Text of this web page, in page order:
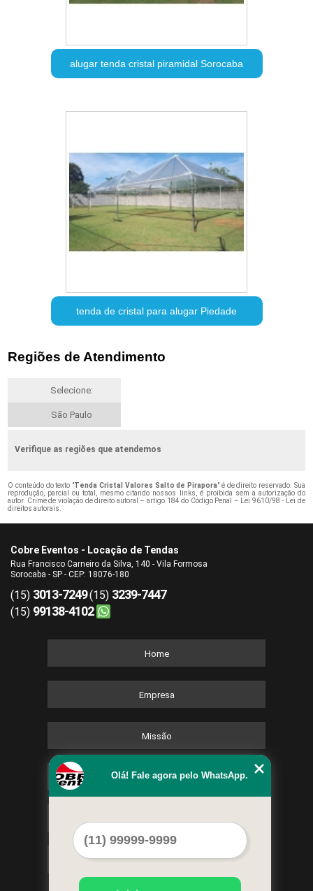
alugar tenda cristal piramidal Sorocaba
tenda de cristal para alugar Piedade
Regiões de Atendimento
Selecione:
São Paulo
Verifique as regiões que atendemos
O conteúdo do texto "Tenda Cristal Valores Salto de Pirapora" é de direito reservado. Sua
reprodução, parcial ou total, mesmo citando nossos links, é proibida sem a autorização do
autor. Crime de violação de direito autoral – artigo 184 do Código Penal – Lei 9610/98 - Lei de
direitos autorais.
Cobre Eventos - Locação de Tendas
Rua Francisco Carneiro da Silva, 140 - Vila Formosa
Sorocaba - SP - CEP: 18076-180
(15) 3013-7249(15) 3239-7447
(15) 99138-4102
Home
Empresa
Missão
Serviços
Mapa do site
Olá! Fale agora pelo WhatsApp.